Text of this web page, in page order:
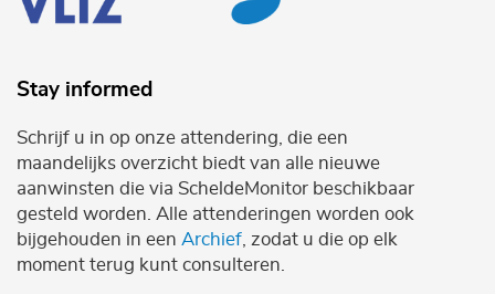
Stay informed
Schrijf u in op onze attendering, die een
maandelijks overzicht biedt van alle nieuwe
aanwinsten die via ScheldeMonitor beschikbaar
gesteld worden. Alle attenderingen worden ook
bijgehouden in een Archief , zodat u die op elk
moment terug kunt consulteren.